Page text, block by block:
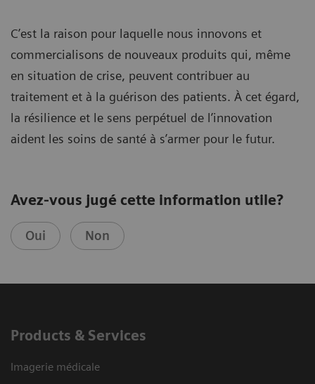
C’est la raison pour laquelle nous innovons et
commercialisons de nouveaux produits qui, même
en situation de crise, peuvent contribuer au
traitement et à la guérison des patients. À cet égard,
la résilience et le sens perpétuel de l’innovation
aident les soins de santé à s’armer pour le futur.
Avez-vous jugé cette information utile?
Oui Non
Products & Services
Imagerie médicale